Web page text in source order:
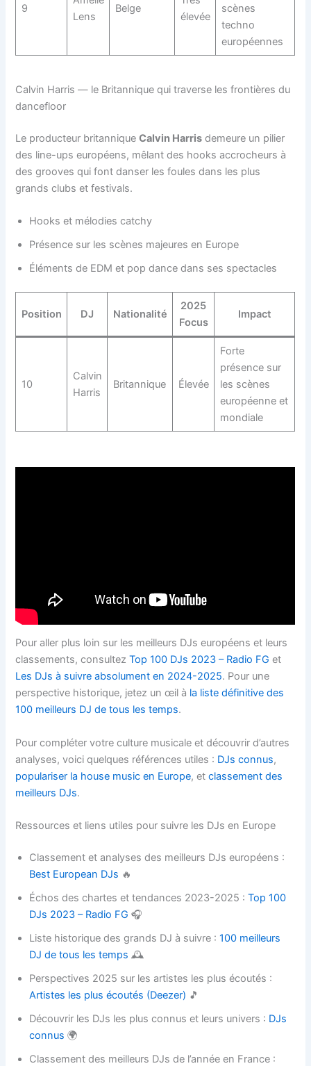
9
Lens
Belge
élevée
scènes
techno
européennes
Calvin Harris — le Britannique qui traverse les frontières du
dancefloor
Le producteur britanniqueCalvin Harris demeure un pilier
des line-ups européens, mêlant des hooks accrocheurs à
des grooves qui font danser les foules dans les plus
grands clubs et festivals.
Hooks et mélodies catchy
Présence sur les scènes majeures en Europe
Éléments de EDM et pop dance dans ses spectacles
Position DJ Nationalité
2025
Focus
Impact
10
Calvin
Harris
Britannique Élevée
Forte
présence sur
les scènes
européenne et
mondiale
Pour aller plus loin sur les meilleurs DJs européens et leurs
classements, consultezTop 100 DJs 2023 – Radio FG et
Les DJs à suivre absolument en 2024-2025. Pour une
perspective historique, jetez un œil à la liste définitive des
100 meilleurs DJ de tous les temps.
Pour compléter votre culture musicale et découvrir d’autres
analyses, voici quelques références utiles : DJs connus,
populariser la house music en Europe, etclassement des
meilleurs DJs.
Ressources et liens utiles pour suivre les DJs en Europe
Classement et analyses des meilleurs DJs européens :
Best European DJs 🔥
Échos des chartes et tendances 2023-2025 :Top 100
DJs 2023 – Radio FG 🎧
Liste historique des grands DJ à suivre :100 meilleurs
DJ de tous les temps 🕰️
Perspectives 2025 sur les artistes les plus écoutés :
Artistes les plus écoutés (Deezer) 🎵
Découvrir les DJs les plus connus et leurs univers : DJs
connus 🌍
Classement des meilleurs DJs de l’année en France :